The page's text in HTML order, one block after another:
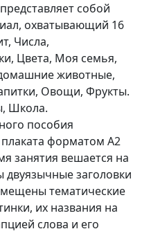
собой
охватывающий 16
Числа,
Цвета, Моя семья,
животные,
Овощи, Фрукты.
Школа.
пособия
форматом А2
занятия вешается на
двуязычные заголовки
тематические
их названия на
слова и его